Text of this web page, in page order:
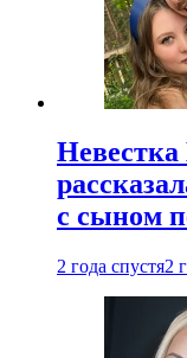
с сыном
2 года спустя2